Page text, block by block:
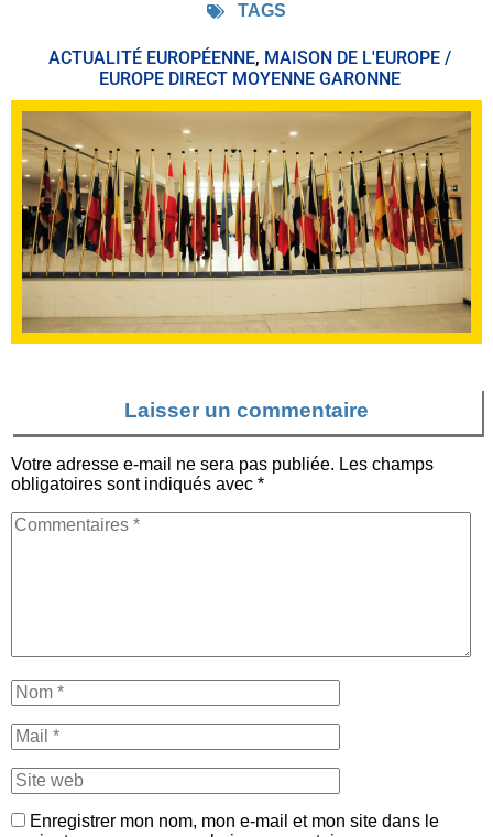
TAGS
ACTUALITÉ EUROPÉENNE, MAISON DE L'EUROPE /
EUROPE DIRECT MOYENNE GARONNE
Laisser un commentaire
Votre adresse e-mail ne sera pas publiée. Les champs
obligatoires sont indiqués avec *
Enregistrer mon nom, mon e-mail et mon site dans le